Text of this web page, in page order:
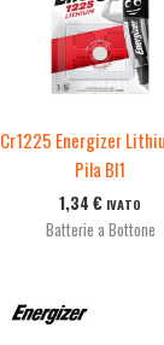
Cr1225 Energizer
Pila Bl1
1,34€ IVATO
Batterie a Bottone